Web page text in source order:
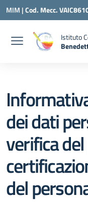
Vai ai contenuti
Vai al menu di navigazione
Vai al footer
MIM |Cod. Mecc.
240260 |
Istituto
dei dati
verifica
del